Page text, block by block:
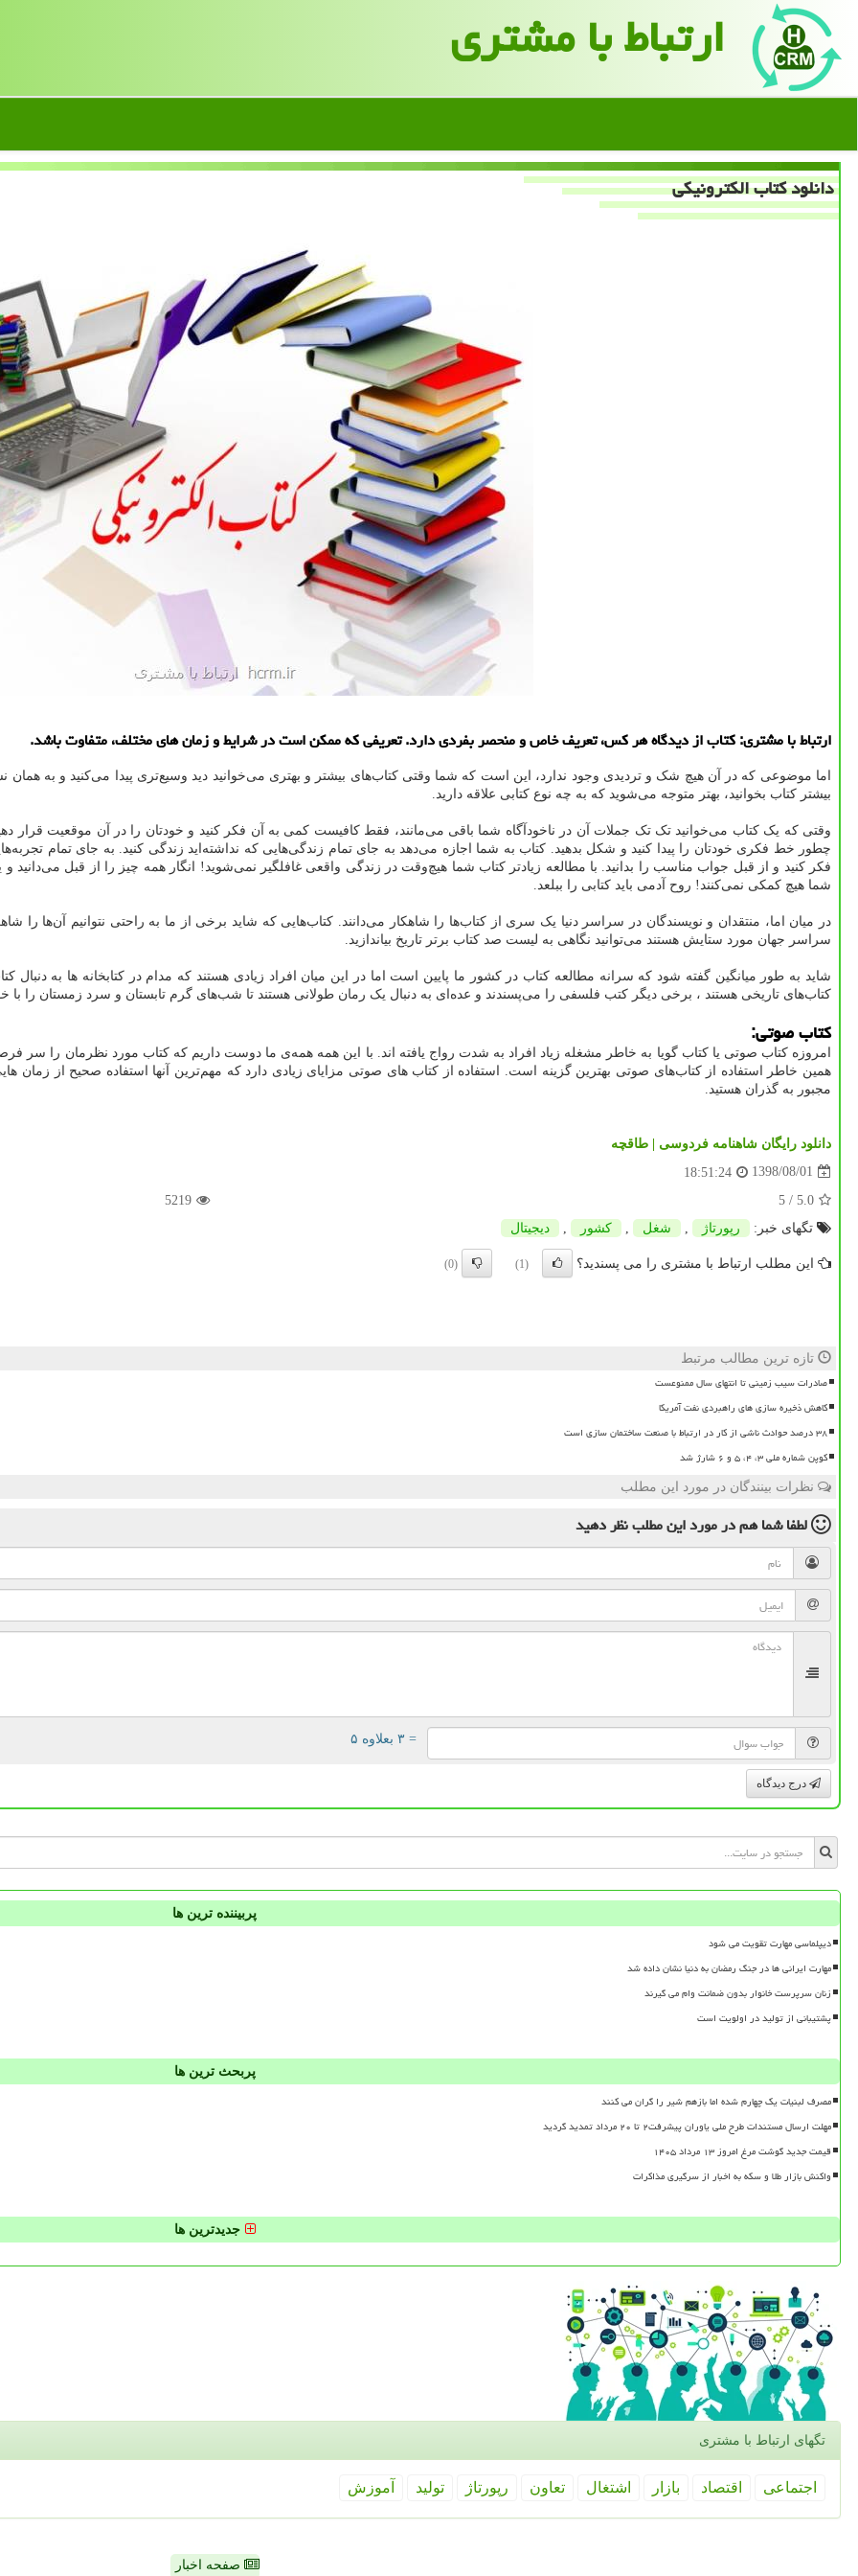
ارتباط با مشتری
دانلود كتاب الكترونیكی
ارتباط با مشتری: كتاب از دیدگاه هر كس، تعریف خاص و منحصر بفردی دارد. تعریفی كه ممكن است در شرایط و زمان های مختلف، متفاوت باشد.
اما موضوعی که در آن هیچ شک و تردیدی وجود ندارد، این است که شما وقتی کتاب‌های بیشتر و بهتری می‌خوانید دید وسیع‌تری پیدا می‌کنید و به
بیشتر کتاب بخوانید، بهتر متوجه می‌شوید که به چه نوع کتابی علاقه دارید.
وقتی که یک کتاب می‌خوانید تک تک جملات آن در ناخودآگاه شما باقی می‌مانند، فقط کافیست کمی به آن فکر کنید و خودتان را در آن موقعیت قرار
چطور خط فکری خودتان را پیدا کنید و شکل بدهید. کتاب به شما اجازه می‌دهد به جای تمام زندگی‌هایی که نداشته‌اید زندگی کنید. به جای تمام
فکر کنید و از قبل جواب مناسب را بدانید. با مطالعه زیادتر کتاب‌ شما هیچ‌وقت در زندگی واقعی غافلگیر نمی‌شوید! انگار همه چیز را از قبل
شما هیچ کمکی نمی‌کنند! روح آدمی باید کتابی را ببلعد.
در میان اما، منتقدان و نویسندگان در سراسر دنیا یک سری از کتاب‌ها را شاهکار می‌دانند. کتاب‌هایی که شاید برخی از ما به راحتی نتوانیم آن‌ها را
سراسر جهان مورد ستایش هستند می‌توانید نگاهی به لیست صد کتاب برتر تاریخ بیاندازید.
شاید به طور میانگین گفته شود که سرانه مطالعه کتاب در کشور ما پایین است اما در این میان افراد زیادی هستند که مدام در کتابخانه ها به
کتاب‌های تاریخی هستند ، برخی دیگر کتب فلسفی را می‌پسندند و عده‌ای به دنبال یک رمان طولانی هستند تا شب‌های گرم تابستان و سرد زمستان را با
کتاب صوتی:
امروزه کتاب صوتی یا کتاب گویا به خاطر مشغله زیاد افراد به شدت رواج یافته اند. با این همه همه‌ی ما دوست داریم که کتاب مورد نظرمان را سر
همین خاطر استفاده از کتاب‌های صوتی بهترین گزینه است. استفاده از کتاب های صوتی مزایای زیادی دارد که مهم‌ترین آنها استفاده صحیح از زمان
مجبور به گذران هستید.
دانلود رایگان شاهنامه فردوسی | طاقچه
1398/08/01
18:51:24
5.0
/ 5
5219
تگهای خبر:
رپورتاژ , شغل , كشور , دیجیتال
این مطلب ارتباط با مشتری را می پسندید؟ (1)
(0)
تازه ترین مطالب مرتبط
صادرات سیب زمینی تا انتهای سال ممنوعست
کاهش ذخیره سازی های راهبردی نفت آمریکا
۳۸ درصد حوادث ناشی از کار در ارتباط با صنعت ساختمان سازی است
کوپن شماره ملی ۳، ۴، ۵ و ۶ شارژ شد
نظرات بینندگان در مورد این مطلب
لطفا شما همدر مورد این مطلبنظر دهید
= ۳ بعلاوه ۵
درج دیدگاه
پربیننده ترین ها
دیپلماسی مهارت تقویت می شود
مهارت ایرانی ها در جنگ رمضان به دنیا نشان داده شد
زنان سرپرست خانوار بدون ضمانت وام می گیرند
پشتیبانی از تولید در اولویت است
پربحث ترین ها
مصرف لبنیات یک چهارم شده اما بازهم شیر را گران می کنند
مهلت ارسال مستندات طرح ملی یاوران پیشرفت۲ تا ۲۰ مرداد تمدید گردید
قیمت جدید گوشت مرغ امروز ۱۳ مرداد ۱۴۰۵
واکنش بازار طلا و سکه به اخبار از سرگیری مذاکرات
جدیدترین ها
تگهای ارتباط با مشتری
اجتماعی اقتصاد بازار اشتغال تعاون رپورتاژ تولید آموزش
صفحه اخبار